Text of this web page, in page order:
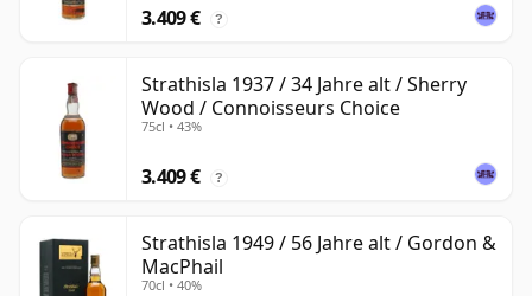
3.409 € ?
Strathisla 1937 / 34 Jahre alt / Sherry
Wood / Connoisseurs Choice
75cl • 43%
3.409 € ?
Strathisla 1949 / 56 Jahre alt / Gordon &
MacPhail
70cl • 40%